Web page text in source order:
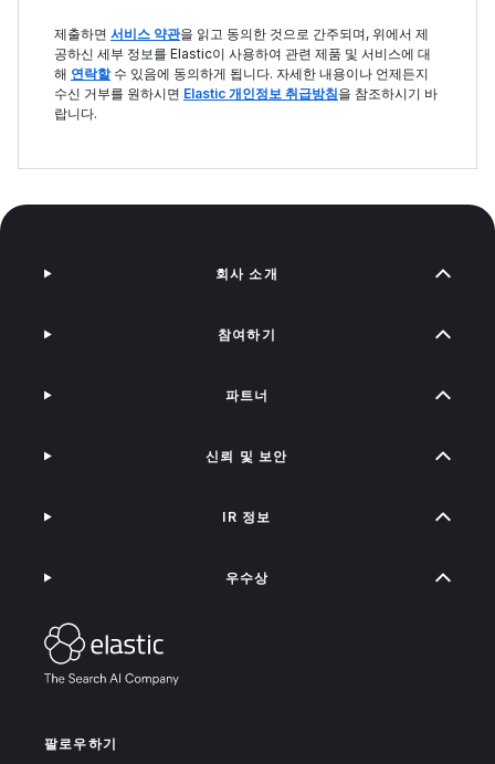
제출하면 서비스 약관을 읽고 동의한 것으로 간주되며, 위에서 제
공하신 세부 정보를 Elastic이 사용하여 관련 제품 및 서비스에 대
해 연락할수 있음에 동의하게 됩니다. 자세한 내용이나 언제든지
수신 거부를 원하시면 Elastic 개인정보 취급방침을 참조하시기 바
랍니다.
팔로우하기
회사 소개
참여하기
파트너
신뢰 및 보안
IR 정보
우수상